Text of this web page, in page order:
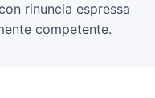
rinuncia espressa
competente.